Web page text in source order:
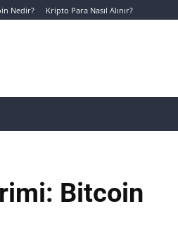
Nedir? Kripto Para Nasıl Alınır?
Bitcoin